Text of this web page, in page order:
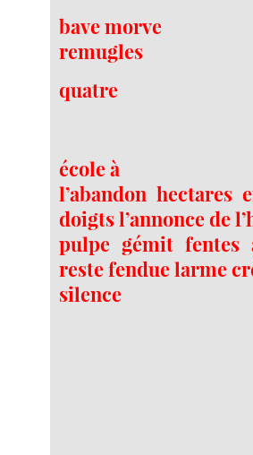
bave morve
remugles
quatre
école à
l’abandon
doigts l’annonce de
pulpe gémit fentes
reste fendue larme
silence